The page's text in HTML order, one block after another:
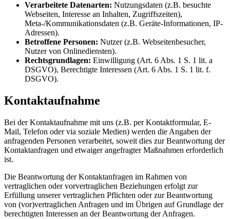
Verarbeitete Datenarten: Nutzungsdaten (z.B. besuchte
Webseiten, Interesse an Inhalten, Zugriffszeiten),
Meta-/Kommunikationsdaten (z.B. Geräte-Informationen, IP-
Adressen).
Betroffene Personen: Nutzer (z.B. Webseitenbesucher,
Nutzer von Onlinediensten).
Rechtsgrundlagen: Einwilligung (Art. 6 Abs. 1 S. 1 lit. a
DSGVO), Berechtigte Interessen (Art. 6 Abs. 1 S. 1 lit. f.
DSGVO).
Kontaktaufnahme
Bei der Kontaktaufnahme mit uns (z.B. per Kontaktformular, E-
Mail, Telefon oder via soziale Medien) werden die Angaben der
anfragenden Personen verarbeitet, soweit dies zur Beantwortung der
Kontaktanfragen und etwaiger angefragter Maßnahmen erforderlich
ist.
Die Beantwortung der Kontaktanfragen im Rahmen von
vertraglichen oder vorvertraglichen Beziehungen erfolgt zur
Erfüllung unserer vertraglichen Pflichten oder zur Beantwortung
von (vor)vertraglichen Anfragen und im Übrigen auf Grundlage der
berechtigten Interessen an der Beantwortung der Anfragen.